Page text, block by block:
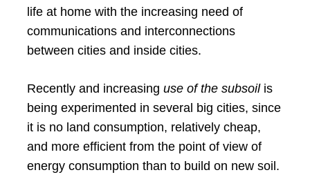
life at home with the increasing need of
communications and interconnections
between cities and inside cities.
Recently and increasing use of the subsoilis
being experimented in several big cities, since
it is no land consumption, relatively cheap,
and more efficient from the point of view of
energy consumption than to build on new soil.